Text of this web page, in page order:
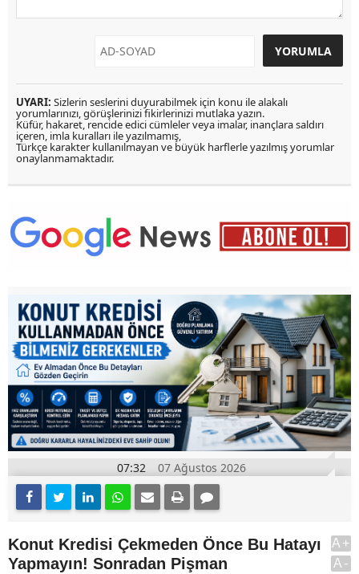
UYARI: Sizlerin seslerini duyurabilmek için konu ile alakalı
yorumlarınızı, görüşlerinizi fikirlerinizi mutlaka yazın.
Küfür, hakaret, rencide edici cümleler veya imalar, inançlara saldırı
içeren, imla kuralları ile yazılmamış,
Türkçe karakter kullanılmayan ve büyük harflerle yazılmış yorumlar
onaylanmamaktadır.
07:32 07 Ağustos 2026
Konut Kredisi Çekmeden Önce Bu Hatayı
Yapmayın! Sonradan Pişman
A+
A-